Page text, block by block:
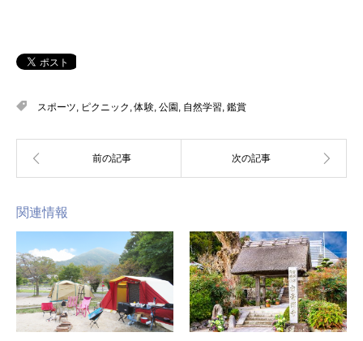
スポーツ ピクニック ,体験 公園 自然学習 鑑賞
関連情報